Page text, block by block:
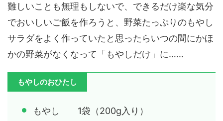
難しいことも無理もしないで、できるだけ楽な気分
でおいしいご飯を作ろうと、野菜たっぷりのもやし
サラダをよく作っていたと思ったらいつの間にかほ
かの野菜がなくなって「もやしだけ」に……
もやしのおひたし
もやし 1袋（200g入り）